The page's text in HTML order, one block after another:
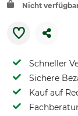
Nicht
Schneller
Sichere
Kauf auf